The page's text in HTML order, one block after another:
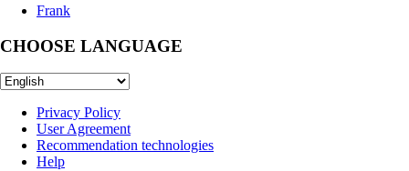
Frank
CHOOSE LANGUAGE
Privacy Policy
User Agreement
Recommendation technologies
Help